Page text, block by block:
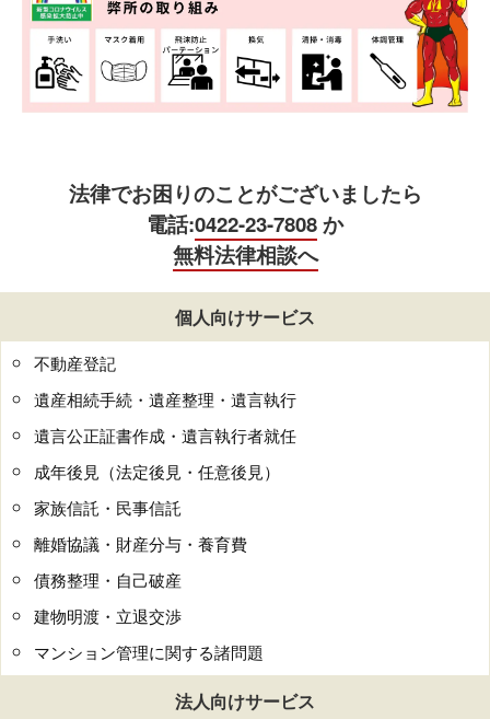
法律でお困りのことがございましたら
電話:0422-23-7808か
無料法律相談へ
個人向けサービス
不動産登記
遺産相続手続・遺産整理・遺言執行
遺言公正証書作成・遺言執行者就任
成年後見（法定後見・任意後見）
家族信託・民事信託
離婚協議・財産分与・養育費
債務整理・自己破産
建物明渡・立退交渉
マンション管理に関する諸問題
法人向けサービス